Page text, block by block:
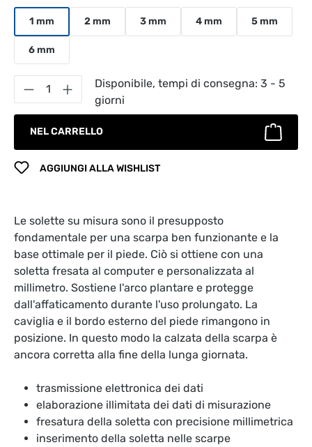
1 mm 2 mm 3 mm 4 mm 5 mm
6 mm
Quantità del prodotto: inserisci la
Disponibile, tempi di consegna: 3 - 5
giorni
NEL CARRELLO
AGGIUNGI ALLA WISHLIST
Le solette su misura sono il presupposto
fondamentale per una scarpa ben funzionante e la
base ottimale per il piede. Ciò si ottiene con una
soletta fresata al computer e personalizzata al
millimetro. Sostiene l'arco plantare e protegge
dall'affaticamento durante l'uso prolungato. La
caviglia e il bordo esterno del piede rimangono in
posizione. In questo modo la calzata della scarpa è
ancora corretta alla fine della lunga giornata.
trasmissione elettronica dei dati
elaborazione illimitata dei dati di misurazione
fresatura della soletta con precisione millimetrica
inserimento della soletta nelle scarpe